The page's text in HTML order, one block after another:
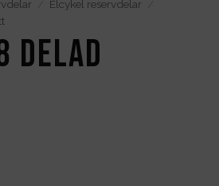
Elcykel reservdelar
delad